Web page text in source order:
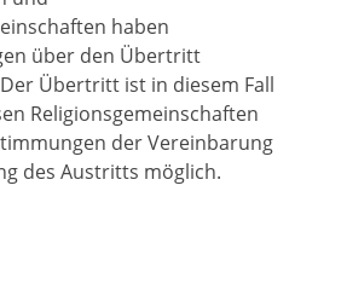
haben
über den Übertritt
Übertritt ist in diesem Fall
Religionsgemeinschaften
der Vereinbarung
des Austritts möglich.